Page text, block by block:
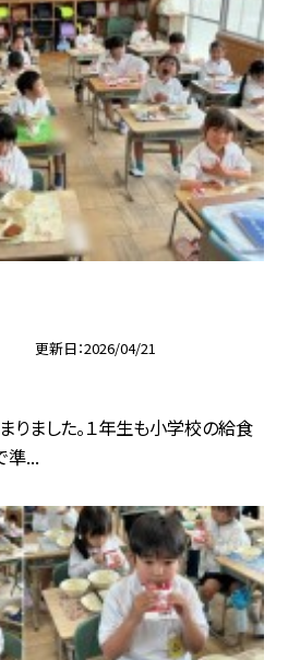
更新日 2026/04/21
りました。１年生も小学校の給食
準...